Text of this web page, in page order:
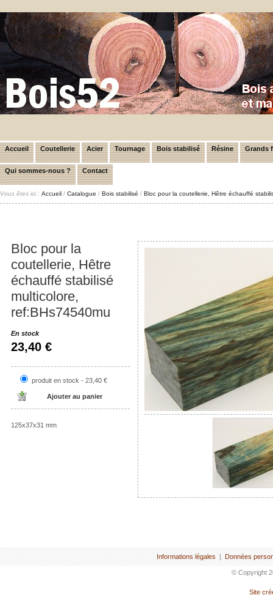
Accueil Coutellerie Acier Tournage Bois stabilisé Résine Grands
Qui sommes-nous ? Contact
Vous êtes ici : Accueil / Catalogue / Bois stabilisé / Bloc pour la coutellerie, Hêtre échauffé
Bloc pour la
coutellerie, Hêtre
échauffé stabilisé
multicolore,
ref:BHs74540mu
En stock
23,40 €
produit en stock - 23,40 €
125x37x31 mm
Informations légales | Données
© Copyright
Site